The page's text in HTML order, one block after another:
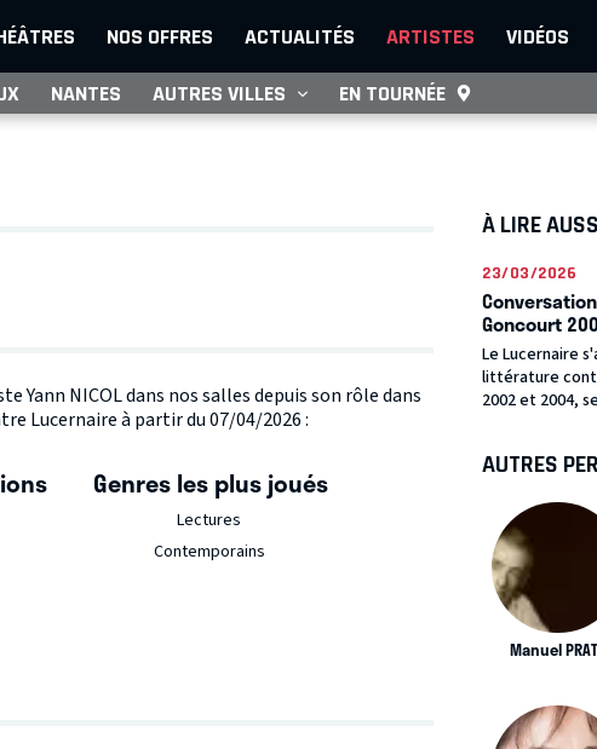
NOS OFFRES ACTUALITÉS ARTISTES VIDÉOS
NANTES AUTRES VILLES EN TOURNÉE
NICOL dans nos salles depuis son rôle dans
Lucernaire à partir du 07/04/2026 :
Genres les plus joués
Lectures
Contemporains
À LIRE
23/03/2026
Goncourt
Le Lucernaire
littérature
2002 et 2004,
AUTRES
Manuel